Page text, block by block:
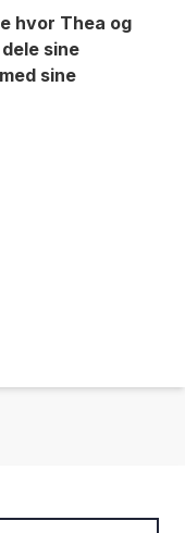
hvor Thea og
sine
sine